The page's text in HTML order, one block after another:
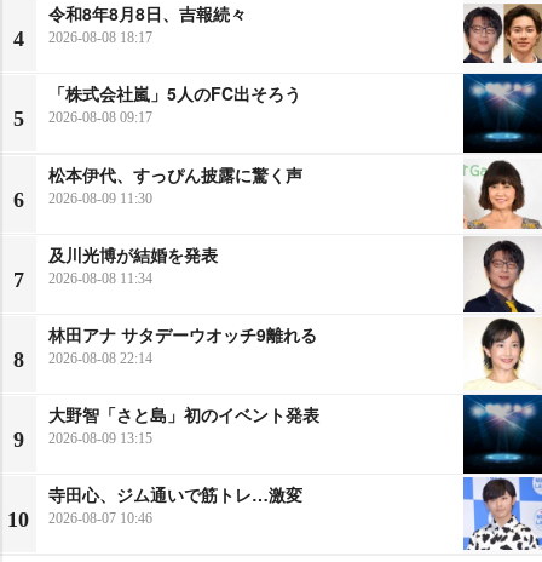
4
令和8年8月8日、吉報続々
2026-08-08 18:17
5
「株式会社嵐」5人のFC出そろう
2026-08-08 09:17
6
松本伊代、すっぴん披露に驚く声
2026-08-09 11:30
7
及川光博が結婚を発表
2026-08-08 11:34
8
林田アナ サタデーウオッチ9離れる
2026-08-08 22:14
9
大野智「さと島」初のイベント発表
2026-08-09 13:15
10
寺田心、ジム通いで筋トレ…激変
2026-08-07 10:46